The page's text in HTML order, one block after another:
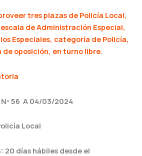
tres plazas de Policía Local,
de Administración Especial,
Especiales, categoría de Policía,
oposición, en turno libre.
Nº 56 A 04/03/2024
Local
20 días hábiles desde el